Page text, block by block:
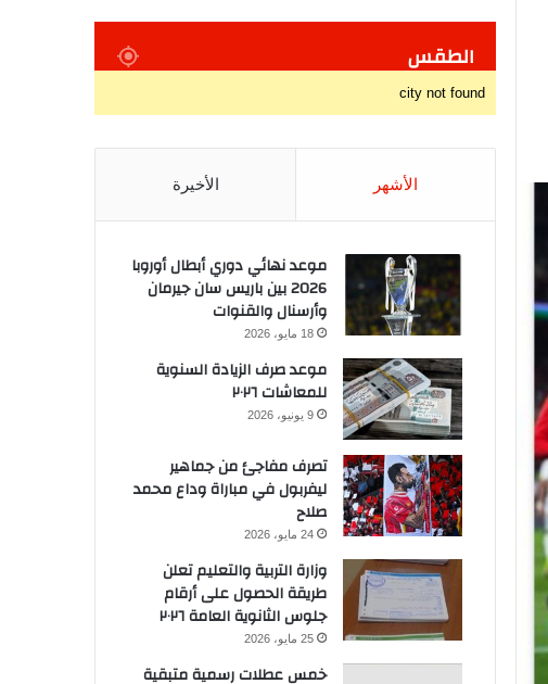
الطقس
city not found
الأشهر الأخيرة
موعد نهائي دوري أبطال أوروبا
2026 بين باريس سان جيرمان
وأرسنال والقنوات
18 مايو، 2026
موعد صرف الزيادة السنوية
للمعاشات ٢٠٢٦
9 يونيو، 2026
تصرف مفاجئ من جماهير
ليفربول في مباراة وداع محمد
صلاح
24 مايو، 2026
وزارة التربية والتعليم تعلن
طريقة الحصول على أرقام
جلوس الثانوية العامة ٢٠٢٦
25 مايو، 2026
خمس عطلات رسمية متبقية